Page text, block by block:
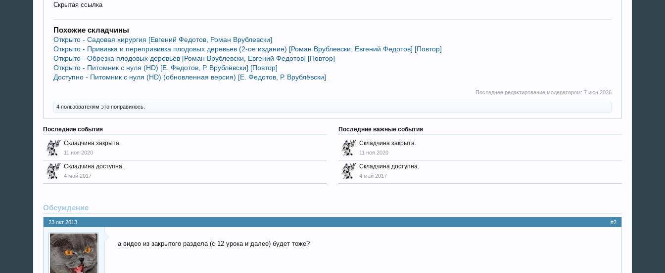
Скрытая ссылка
Похожие складчины
Открыто - Cадовая хирургия [Евгений Федотов, Роман Врублевски]
Открыто - Прививка и перепрививка плодовых деревьев (2-ое издание) [Роман Врублевски, Евгений Федотов] [Повтор]
Открыто - Обрезка плодовых деревьев [Роман Врублевски, Евгений Федотов] [Повтор]
Открыто - Питомник с нуля (HD) [Е. Федотов, Р. Врублёвски] [Повтор]
Доступно - Питомник с нуля (HD) (обновленная версия) [Е. Федотов, Р. Врублёвски]
Последнее редактирование модератором: 7 июн 2026
4 пользователям это понравилось.
Последние события
Складчина закрыта.
11 ноя 2020
Складчина доступна.
4 май 2017
Последние важные события
Складчина закрыта.
11 ноя 2020
Складчина доступна.
4 май 2017
Обсуждение
23 окт 2013 #2
а видео из закрытого раздела (с 12 урока и далее) будет тоже?